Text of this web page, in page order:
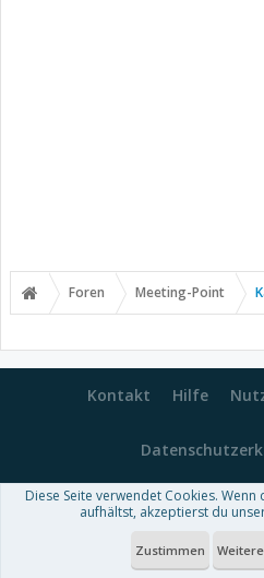
Foren Meeting-Point
Kontakt Hilfe
Forum software by
Theme designed by
Diese Seite verwendet Cookies.
aufhältst, akzeptierst du
Zustimmen